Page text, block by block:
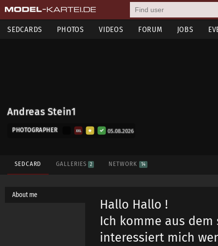
SEDCARDS PHOTOS VIDEOS FORUM JOBS
Andreas Stein1
PHOTOGRAPHER XXL 05.08.2026
SEDCARD GALLERIES 2 NETWORK 14
About me
Hallo Hallo !
Ich komme aus dem
interessiert mich